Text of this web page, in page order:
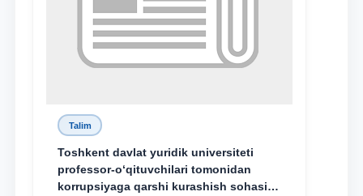
Talim
Toshkent davlat yuridik universiteti
professor-o‘qituvchilari tomonidan
korrupsiyaga qarshi kurashish sohasida